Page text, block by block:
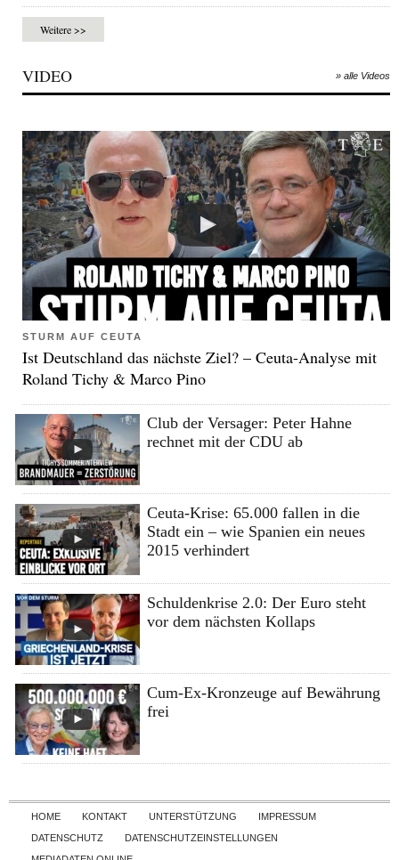
Weitere >>
VIDEO » alle Videos
STURM AUF CEUTA
Ist Deutschland das nächste Ziel? – Ceuta-Analyse mit
Roland Tichy & Marco Pino
Club der Versager: Peter Hahne
rechnet mit der CDU ab
Ceuta-Krise: 65.000 fallen in die
Stadt ein – wie Spanien ein neues
2015 verhindert
Schuldenkrise 2.0: Der Euro steht
vor dem nächsten Kollaps
Cum-Ex-Kronzeuge auf Bewährung
frei
Skip to content
HOME KONTAKT UNTERSTÜTZUNG
IMPRESSUM
DATENSCHUTZ
DATENSCHUTZEINSTELLUNGEN